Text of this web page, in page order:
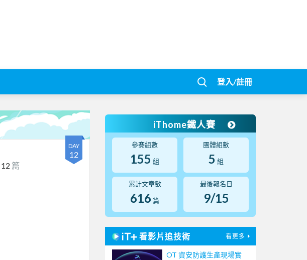
登入/註冊
DAY
12
12 篇
iThome鐵人賽
參賽組數
155 組
團體組數
5 組
累計文章數
616 篇
最後報名日
9/15
看影片追技術 看更多
OT 資安防護生產現場實